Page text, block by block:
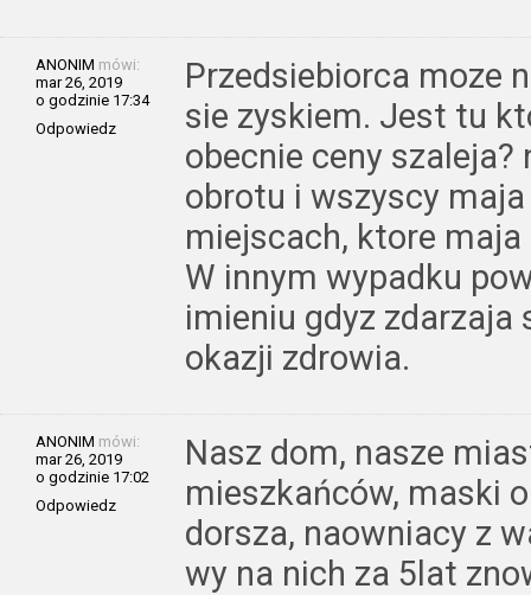
ANONIM mówi:
mar 26, 2019
o godzinie 17:34
Odpowiedz
Przedsiebiorca moze
sie zyskiem. Jest tu
obecnie ceny
obrotu i wszyscy
miejscach, ktore
W innym wypadku
imieniu gdyz zdarzaja
okazji zdrowia.
ANONIM mówi:
mar 26, 2019
o godzinie 17:02
Odpowiedz
Nasz dom, nasze
mieszkańców, maski
dorsza, naowniacy z
wy na nich za 5lat